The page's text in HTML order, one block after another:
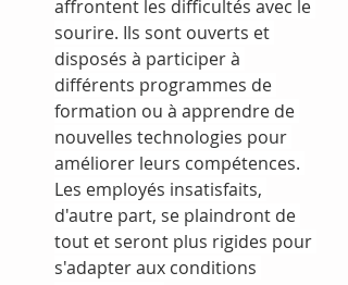
affrontent les difficultés avec le
sourire. Ils sont ouverts et
disposés à participer à
différents programmes de
formation ou à apprendre de
nouvelles technologies pour
améliorer leurs compétences.
Les employés insatisfaits,
d'autre part, se plaindront de
tout et seront plus rigides pour
s'adapter aux conditions